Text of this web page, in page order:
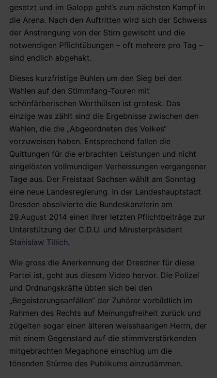
gesetzt und im Galopp geht‘s zum nächsten Kampf in
die Arena. Nach den Auftritten wird sich der Schweiss
der Anstrengung von der Stirn gewischt und die
notwendigen Pflichtübungen – oft mehrere pro Tag –
sind endlich abgehakt.
Dieses kurzfristige Buhlen um den Sieg bei den
Wahlen auf den Stimmfang-Touren mit
schönfärberischen Worthülsen ist grotesk. Das
einzige was zählt sind die Ergebnisse zwischen den
Wahlen, die die „Abgeordneten des Volkes“
vorzuweisen haben. Entsprechend fallen die
Quittungen für die erbrachten Leistungen und nicht
eingelösten vollmundigen Verheissungen vergangener
Tage aus. Der Freistaat Sachsen wählt am Sonntag
eine neue Landesregierung. In der Landeshauptstadt
Dresden absolvierte die Bundeskanzlerin am
29.August 2014 einen ihrer letzten Pflichtbeiträge zur
Unterstützung der C.D.U. und Ministerpräsident
Stanislaw Tillich.
Wie gross die Anerkennung der Dresdner für diese
Partei ist, geht aus diesem Video hervor. Die Polizei
und Ordnungskräfte übten sich bei den
„Begeisterungsanfällen“ der Zuhörer vorbildlich im
Rahmen des Rechts auf Meinungsfreiheit zurück und
zügelten sogar einen älteren weisshaarigen Herrn, der
mit einem Gegenstand auf die stimmverstärkenden
mitgebrachten Megaphone einschlug um die
tönenden Stürme des Publikums einzudämmen.